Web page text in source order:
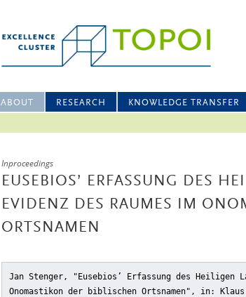
ABOUT RESEARCH KNOWLEDGE TRANSFER
Inproceedings
EUSEBIOS’ ERFASSUNG DES
EVIDENZ DES RAUMES IM
ORTSNAMEN
Jan Stenger, "Eusebios’ Erfassung des Heiligen
Onomastikon der biblischen Ortsnamen" , in: Klaus